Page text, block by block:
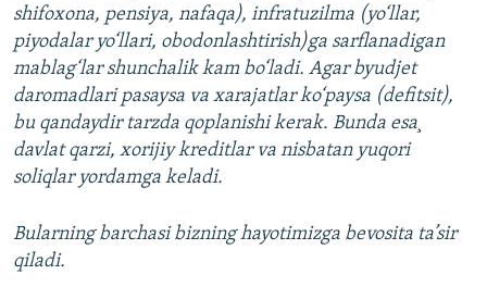
shifoxona, pensiya, nafaqa), infratuzilma (yo‘llar,
piyodalar yo‘llari, obodonlashtirish)ga sarflanadigan
mablag‘lar shunchalik kam bo‘ladi. Agar byudjet
daromadlari pasaysa va xarajatlar ko‘paysa (defitsit),
bu qandaydir tarzda qoplanishi kerak. Bunda esa¸
davlat qarzi, xorijiy kreditlar va nisbatan yuqori
soliqlar yordamga keladi.
Bularning barchasi bizning hayotimizga bevosita ta’sir
qiladi.